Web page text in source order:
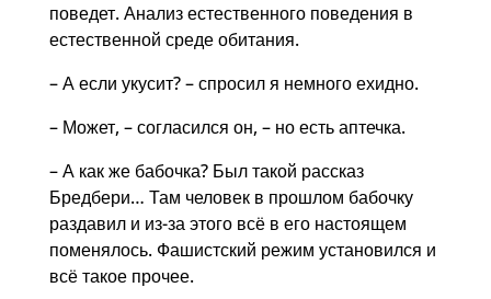
поведет. Анализ естественного поведения в
естественной среде обитания.
– А если укусит? – спросил я немного ехидно.
– Может, – согласился он, – но есть аптечка.
– А как же бабочка? Был такой рассказ
Бредбери… Там человек в прошлом бабочку
раздавил и из-за этого всё в его настоящем
поменялось. Фашистский режим установился и
всё такое прочее.